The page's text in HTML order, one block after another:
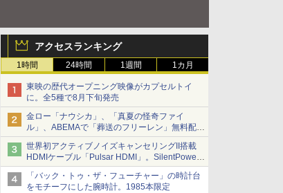
アクセスランキング
1時間 24時間 1週間 1カ月
東映の歴代オープニング映像がカプセルトイ
に。全5種で8月下旬発売
金ロー「ナウシカ」、「真夏の怪奇ファイ
ル」、ABEMAで「葬送のフリーレン」無料配信
など。夏の特番・配信情報
世界初アクティブノイズキャンセリングII搭載
HDMIケーブル「Pulsar HDMI」。SilentPower
から
「バック・トゥ・ザ・フューチャー」の時計台
をモチーフにした腕時計。1985本限定